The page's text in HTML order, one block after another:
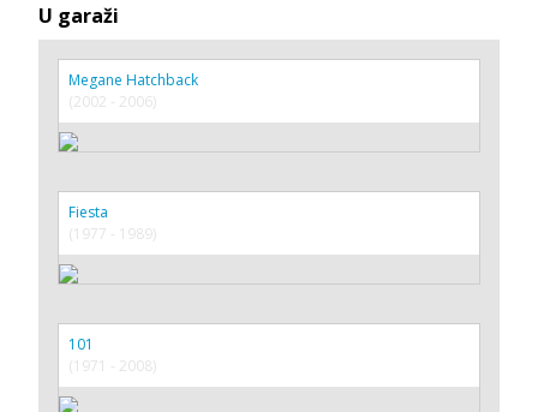
U garaži
Megane Hatchback
(2002 - 2006)
Fiesta
(1977 - 1989)
101
(1971 - 2008)